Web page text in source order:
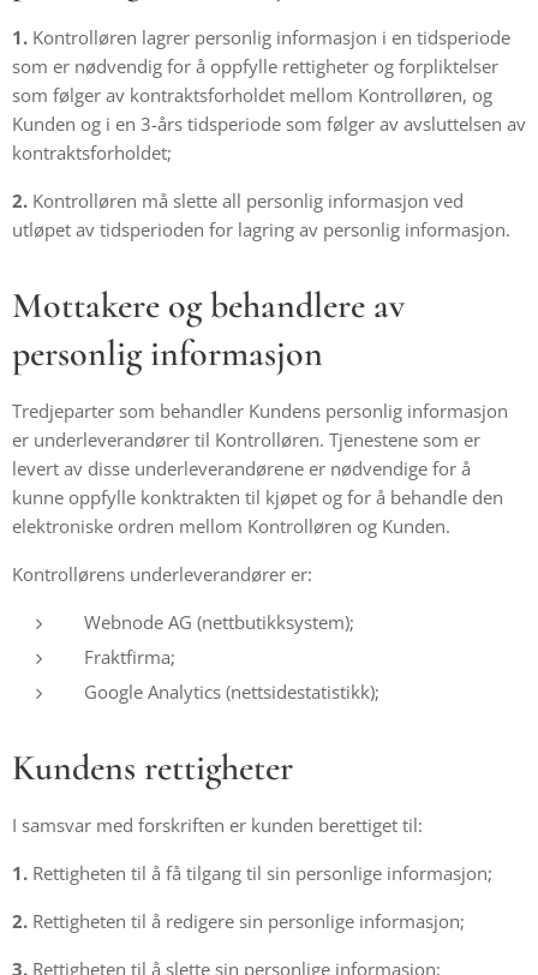
1. Kontrolløren lagrer personlig informasjon i en tidsperiode
som er nødvendig for å oppfylle rettigheter og forpliktelser
som følger av kontraktsforholdet mellom Kontrolløren, og
Kunden og i en 3-års tidsperiode som følger av avsluttelsen av
kontraktsforholdet;
2. Kontrolløren må slette all personlig informasjon ved
utløpet av tidsperioden for lagring av personlig informasjon.
Mottakere og behandlere av
personlig informasjon
Tredjeparter som behandler Kundens personlig informasjon
er underleverandører til Kontrolløren. Tjenestene som er
levert av disse underleverandørene er nødvendige for å
kunne oppfylle konktrakten til kjøpet og for å behandle den
elektroniske ordren mellom Kontrolløren og Kunden.
Kontrollørens underleverandører er:
Webnode AG (nettbutikksystem);
Fraktfirma;
Google Analytics (nettsidestatistikk);
Kundens rettigheter
I samsvar med forskriften er kunden berettiget til:
1. Rettigheten til å få tilgang til sin personlige informasjon;
2. Rettigheten til å redigere sin personlige informasjon;
3. Rettigheten til å slette sin personlige informasjon;